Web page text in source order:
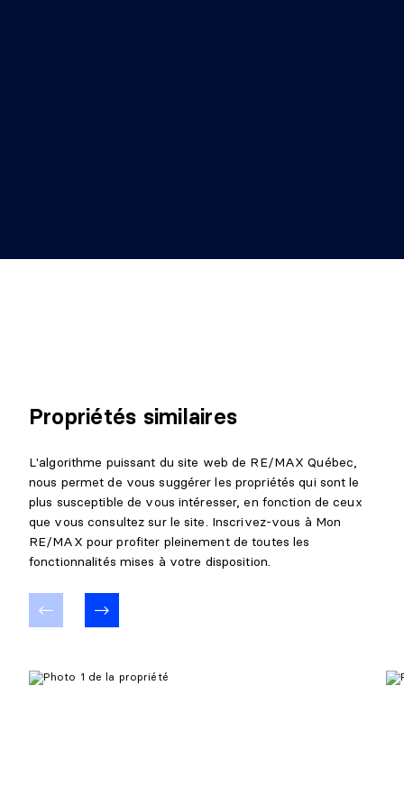
Propriétés similaires
L'algorithme puissant du site web de RE/MAX Québec,
nous permet de vous suggérer les propriétés qui sont le
plus susceptible de vous intéresser, en fonction de ceux
que vous consultez sur le site. Inscrivez-vous à Mon
RE/MAX pour profiter pleinement de toutes les
fonctionnalités mises à votre disposition.